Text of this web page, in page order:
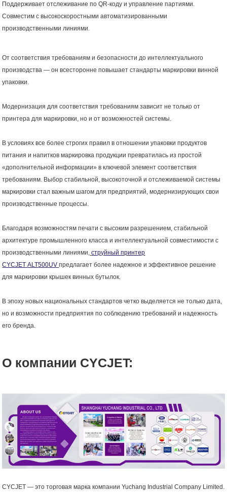
Поддерживает отслеживание по QR-коду и управление партиями.
Совместим с высокоскоростными автоматизированными
производственными линиями.
От соответствия требованиям и безопасности до интеллектуального
производства — он всесторонне повышает стандарты маркировки винной
упаковки.
Модернизация для соответствия требованиям зависит не только от
принтера для маркировки, но и от возможностей системы.
В условиях все более строгих правил в отношении упаковки продуктов
питания и напитков маркировка продукции превратилась из простой
«дополнительной информации» в ключевой элемент соответствия
требованиям. Выбор стабильной, высокоточной и отслеживаемой системы
маркировки стал важным шагом для предприятий, модернизирующих свои
производственные процессы.
Благодаря возможностям печати с высоким разрешением, стабильной
архитектуре промышленного класса и интеллектуальной совместимости с
производственными линиями, струйный принтер
CYCJET ALT500UV предлагает более надежное и эффективное решение
для маркировки крышек винных бутылок.
В эпоху новых национальных стандартов четко выделяется не только дата,
но и возможности предприятия по соблюдению требований и надежность
его бренда.
О компании CYCJET:
CYCJET — это торговая марка компании Yuchang Industrial Company Limited.